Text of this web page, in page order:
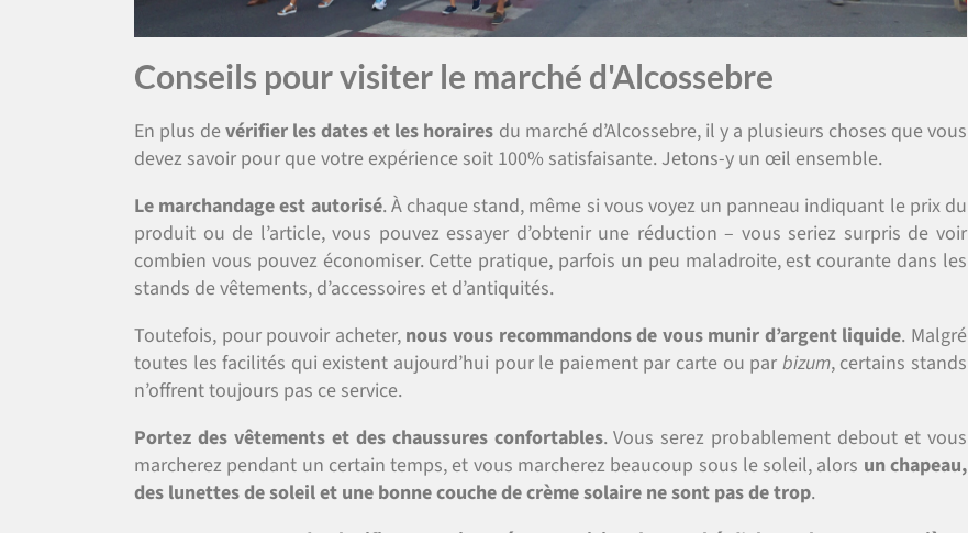
Conseils pour visiter le marché d'Alcossebre
En plus devérifier les dates et les horaires du marché d’Alcossebre, il y a plusieurs choses que vous
devez savoir pour que votre expérience soit 100% satisfaisante. Jetons-y un œil ensemble.
Le marchandage est autorisé. À chaque stand, même si vous voyez un panneau indiquant le prix du
produit ou de l’article, vous pouvez essayer d’obtenir une réduction – vous seriez surpris de voir
combien vous pouvez économiser. Cette pratique, parfois un peu maladroite, est courante dans les
stands de vêtements, d’accessoires et d’antiquités.
Toutefois, pour pouvoir acheter, nous vous recommandons de vous munir d’argent liquide. Malgré
toutes les facilités qui existent aujourd’hui pour le paiement par carte ou par bizum, certains stands
n’offrent toujours pas ce service.
Portez des vêtements et des chaussures confortables. Vous serez probablement debout et vous
marcherez pendant un certain temps, et vous marcherez beaucoup sous le soleil, alors un chapeau,
des lunettes de soleil et une bonne couche de crème solaire ne sont pas de trop.